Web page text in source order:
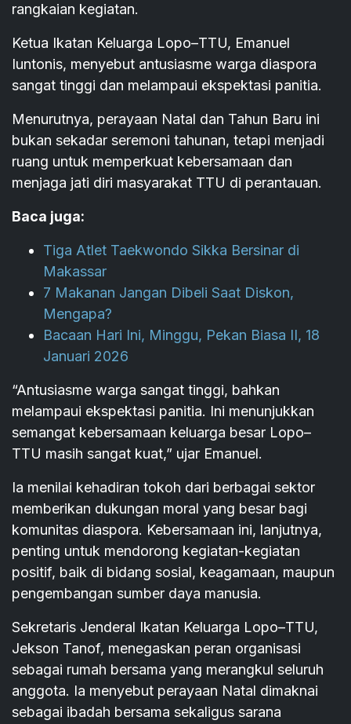
rangkaian kegiatan.
Ketua Ikatan Keluarga Lopo–TTU, Emanuel
Iuntonis, menyebut antusiasme warga diaspora
sangat tinggi dan melampaui ekspektasi panitia.
Menurutnya, perayaan Natal dan Tahun Baru ini
bukan sekadar seremoni tahunan, tetapi menjadi
ruang untuk memperkuat kebersamaan dan
menjaga jati diri masyarakat TTU di perantauan.
Baca juga:
Tiga Atlet Taekwondo Sikka Bersinar di
Makassar
7 Makanan Jangan Dibeli Saat Diskon,
Mengapa?
Bacaan Hari Ini, Minggu, Pekan Biasa II, 18
Januari 2026
“Antusiasme warga sangat tinggi, bahkan
melampaui ekspektasi panitia. Ini menunjukkan
semangat kebersamaan keluarga besar Lopo–
TTU masih sangat kuat,” ujar Emanuel.
Ia menilai kehadiran tokoh dari berbagai sektor
memberikan dukungan moral yang besar bagi
komunitas diaspora. Kebersamaan ini, lanjutnya,
penting untuk mendorong kegiatan-kegiatan
positif, baik di bidang sosial, keagamaan, maupun
pengembangan sumber daya manusia.
Sekretaris Jenderal Ikatan Keluarga Lopo–TTU,
Jekson Tanof, menegaskan peran organisasi
sebagai rumah bersama yang merangkul seluruh
anggota. Ia menyebut perayaan Natal dimaknai
sebagai ibadah bersama sekaligus sarana